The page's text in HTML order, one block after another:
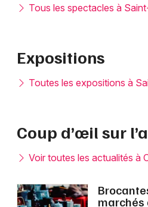
Tous les spectacles à
Expositions
Toutes les expositions à
Coup d’œil sur
Voir toutes les actualités à
marchés